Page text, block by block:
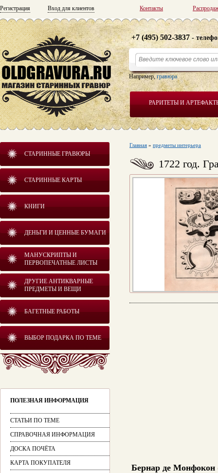
Регистрация Вход для клиентов Контакты
РАРИТЕТЫ И
+7 (495) 502-3837 -
Например,гравюра
СТАРИННЫЕ ГРАВЮРЫ
СТАРИННЫЕ КАРТЫ
КНИГИ
ДЕНЬГИ И ЦЕННЫЕ БУМАГИ
МАНУСКРИПТЫ И
ПЕРВОПЕЧАТНЫЕ ЛИСТЫ
ДРУГИЕ АНТИКВАРНЫЕ
ПРЕДМЕТЫ И ВЕЩИ
БАГЕТНЫЕ РАБОТЫ
ВЫБОР ПОДАРКА ПО ТЕМЕ
ПОЛЕЗНАЯ ИНФОРМАЦИЯ
СТАТЬИ ПО ТЕМЕ
СПРАВОЧНАЯ ИНФОРМАЦИЯ
ДОСКА ПОЧЁТА
КАРТА ПОКУПАТЕЛЯ
Главная » предметы интерьера
1722 год.
Бернар де Монфокон